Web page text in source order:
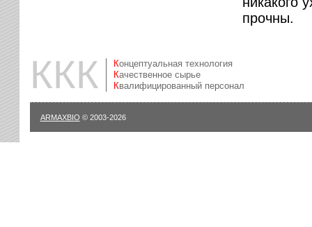
прочны.
ККК
Концептуальная технология
Качественное сырье
Квалифицированный персонал
ARMAXBIO © 2003-2026